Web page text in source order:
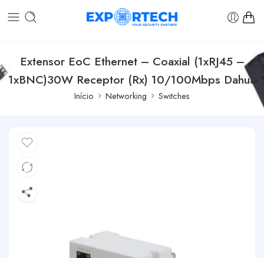
Extensor EoC Ethernet – Coaxial (1xRJ45 –
1xBNC)30W Receptor (Rx) 10/100Mbps Dahua
Início Networking Switches